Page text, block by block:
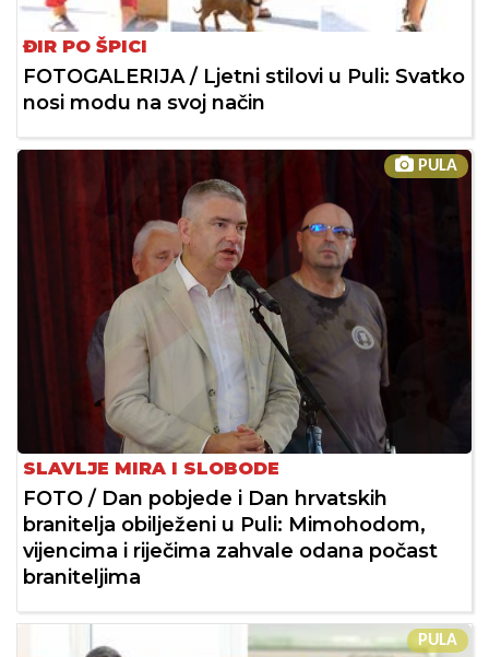
ĐIR PO ŠPICI
FOTOGALERIJA / Ljetni stilovi u Puli: Svatko
nosi modu na svoj način
PULA
SLAVLJE MIRA I SLOBODE
FOTO / Dan pobjede i Dan hrvatskih
branitelja obilježeni u Puli: Mimohodom,
vijencima i riječima zahvale odana počast
braniteljima
PULA